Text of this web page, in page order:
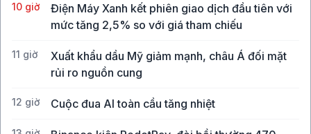
10 giờ
Điện Máy Xanh kết phiên giao dịch đầu tiên với
mức tăng 2,5% so với giá tham chiếu
11 giờ
Xuất khẩu dầu Mỹ giảm mạnh, châu Á đối mặt
rủi ro nguồn cung
12 giờ Cuộc đua AI toàn cầu tăng nhiệt